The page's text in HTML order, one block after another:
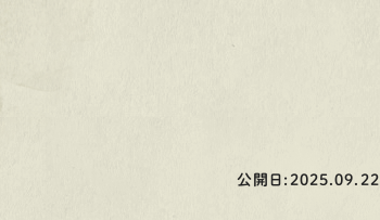
公開日:2025.09.22